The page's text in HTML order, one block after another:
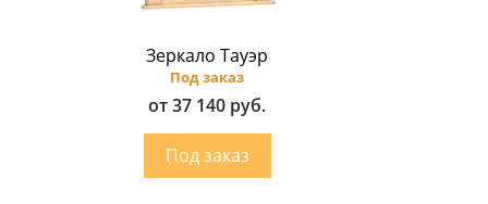
Зеркало Тауэр
Под заказ
от 37 140 руб.